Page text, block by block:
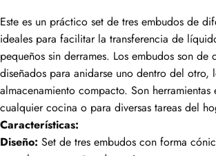
Este es un práctico set de tres embudos de
ideales para facilitar la transferencia de
pequeños sin derrames. Los embudos son
diseñados para anidarse uno dentro del otro,
almacenamiento compacto. Son herramientas
cualquier cocina o para diversas tareas del
Características:
Diseño: Set de tres embudos con forma